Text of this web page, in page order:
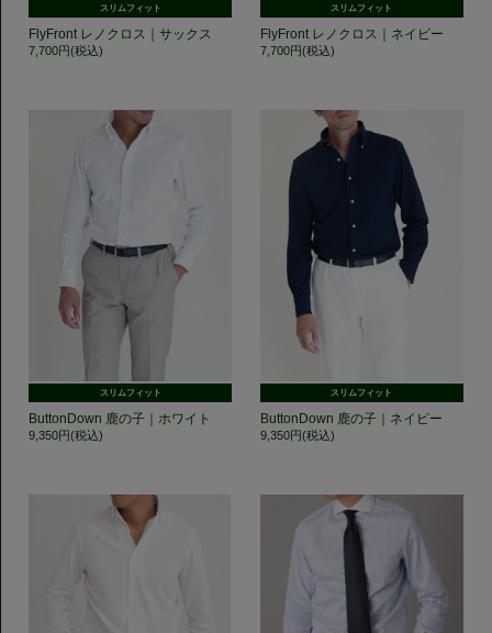
スリムフィット
FlyFront レノクロス｜サックス
7,700円(税込)
スリムフィット
FlyFront レノクロス｜ネイビー
7,700円(税込)
スリムフィット
ButtonDown 鹿の子｜ホワイト
9,350円(税込)
スリムフィット
ButtonDown 鹿の子｜ネイビー
9,350円(税込)